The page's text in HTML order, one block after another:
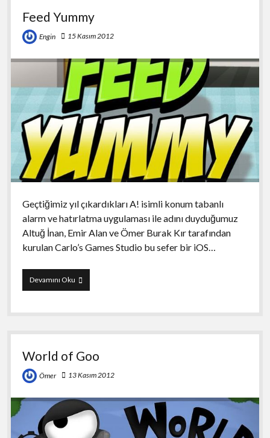
Feed Yummy
Engin 15 Kasım 2012
Geçtiğimiz yıl çıkardıkları A! isimli konum tabanlı
alarm ve hatırlatma uygulaması ile adını duyduğumuz
Altuğ İnan, Emir Alan ve Ömer Burak Kır tarafından
kurulan Carlo’s Games Studio bu sefer bir iOS…
Devamını OkuFeed
Yummy
World of Goo
Ömer 13 Kasım 2012